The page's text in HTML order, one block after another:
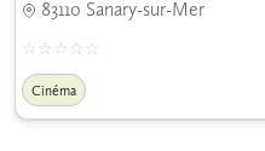
83110 Sanary-sur-Mer
Cinéma